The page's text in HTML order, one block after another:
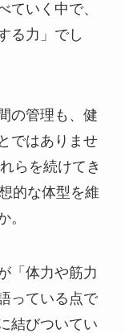
ていく中で、
る力」でし
の管理も、健
ではありませ
らを続けてき
的な体型を維
。
「体力や筋力
っている点で
結びついてい